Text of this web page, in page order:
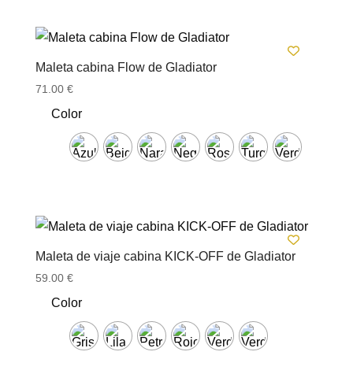
Maleta cabina Flow de Gladiator
71.00 €
Color
Maleta de viaje cabina KICK-OFF de Gladiator
59.00 €
Color